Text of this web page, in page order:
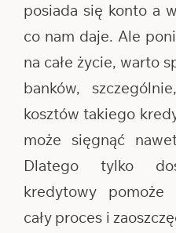
posiada się konto a
co nam daje. Ale
na całe życie, warto
banków,
kosztów takiego
może sięgnąć
Dlatego tylko
kredytowy pomoże
cały proces i